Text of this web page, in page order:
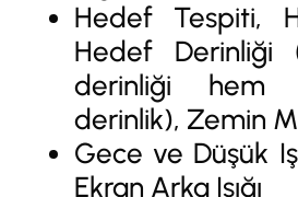
Hedef Tespiti,
Hedef Derinliği
derinliği hem
derinlik), Zemin
Gece ve Düşük
Ekran Arka Işığı